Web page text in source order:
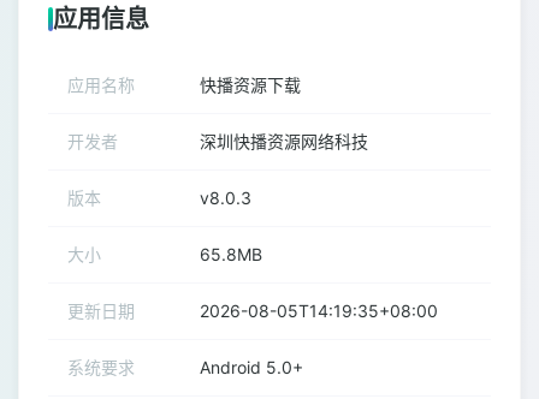
应用信息
应用名称 快播资源下载
开发者 深圳快播资源网络科技
版本 v8.0.3
大小 65.8MB
更新日期 2026-08-05T14:19:35+08:00
系统要求 Android 5.0+